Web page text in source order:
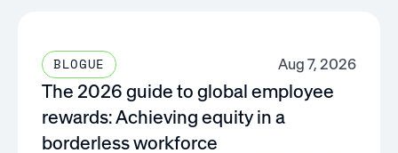
BLOGUE Aug 7, 2026
The 2026 guide to global employee
rewards: Achieving equity in a
borderless workforce